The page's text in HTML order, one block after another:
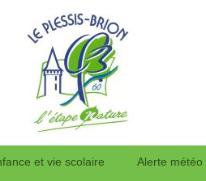
et vie scolaire Alerte météo